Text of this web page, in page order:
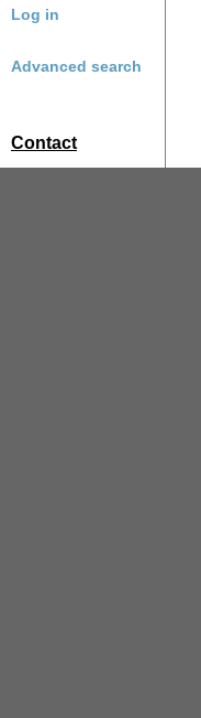
Log in
Advanced search
Contact